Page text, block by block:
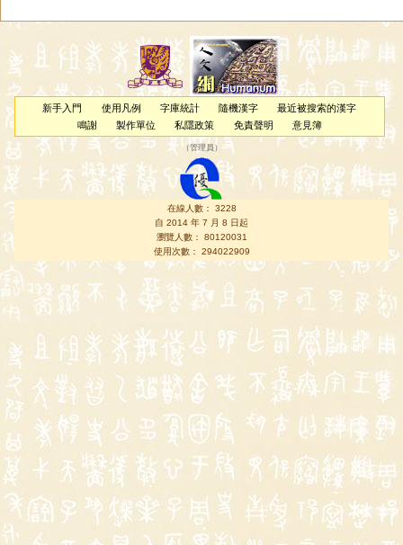
新手入門 使用凡例 字庫統計 隨機漢字
最近被搜索的漢字
鳴謝
製作單位 私隱政策 免責聲明 意見簿
（管理員 ）
在線人數： 3228
自 2014 年 7 月 8 日起
瀏覽人數： 80120031
使用次數： 294022909